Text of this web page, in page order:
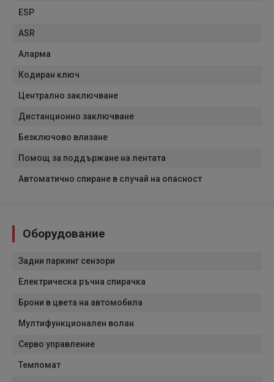
ESP
ASR
Аларма
Кодиран ключ
Централно заключване
Дистанционно заключване
Безключово влизане
Помощ за поддържане на лентата
Автоматично спиране в случай на опасност
Оборудование
Задни паркинг сензори
Електрическа ръчна спирачка
Брони в цвета на автомобила
Мултифункционален волан
Серво управление
Темпомат